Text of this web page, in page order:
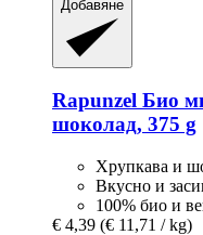
Добавяне
Rapunzel Био
шоколад, 375 g
Хрупкава и
Вкусно и
100% био и
€ 4,39 (€ 11,71 / kg)